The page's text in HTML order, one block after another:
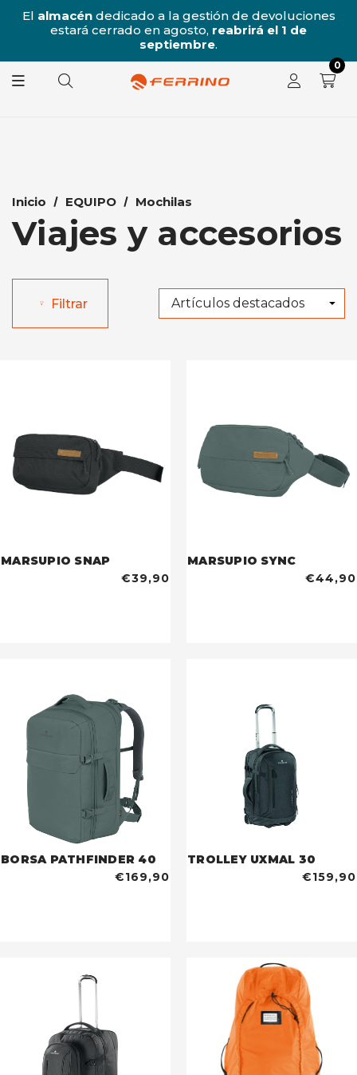
El almacéndedicado a la gestión de devoluciones
estará cerrado en agosto, reabrirá el 1 de
septiembre.
0
Inicio EQUIPO Mochilas
Viajes y accesorios
Filtrar
MARSUPIO SNAP
€39,90
MARSUPIO SYNC
€44,90
BORSA PATHFINDER 40
€169,90
TROLLEY UXMAL 30
€159,90